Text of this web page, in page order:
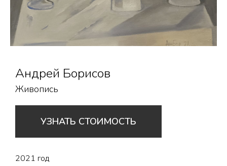
Андрей Борисов
Живопись
УЗНАТЬ СТОИМОСТЬ
2021 год